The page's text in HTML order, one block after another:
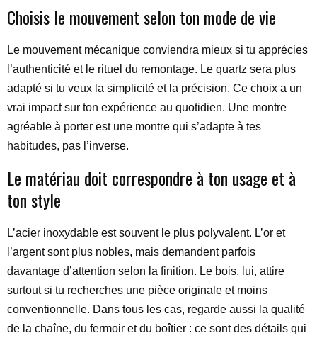
Choisis le mouvement selon ton mode de vie
Le mouvement mécanique conviendra mieux si tu apprécies
l’authenticité et le rituel du remontage. Le quartz sera plus
adapté si tu veux la simplicité et la précision. Ce choix a un
vrai impact sur ton expérience au quotidien. Une montre
agréable à porter est une montre qui s’adapte à tes
habitudes, pas l’inverse.
Le matériau doit correspondre à ton usage et à
ton style
L’acier inoxydable est souvent le plus polyvalent. L’or et
l’argent sont plus nobles, mais demandent parfois
davantage d’attention selon la finition. Le bois, lui, attire
surtout si tu recherches une pièce originale et moins
conventionnelle. Dans tous les cas, regarde aussi la qualité
de la chaîne, du fermoir et du boîtier : ce sont des détails qui